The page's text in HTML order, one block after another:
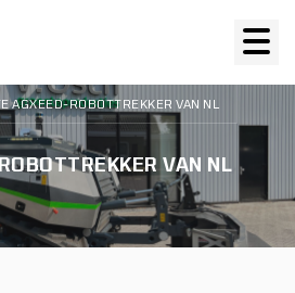
AGXEED-ROBOTTREKKER VAN NL
VAN NL